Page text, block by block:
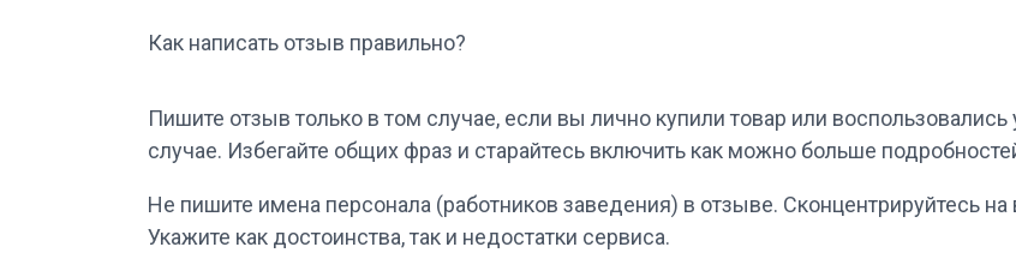
Как написать отзыв правильно?
Пишите отзыв только в том случае, если вы лично купили товар или
случае. Избегайте общих фраз и старайтесь включить как можно больше
Не пишите имена персонала (работников заведения) в отзыве. Сконцентрируйтесь на
Укажите как достоинства, так и недостатки сервиса.